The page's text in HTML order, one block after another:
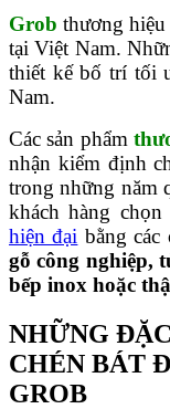
Grob thương hiệu
tại Việt Nam.
thiết kế bố trí tối
Nam.
Các sản phẩm
nhận kiểm định
trong những năm
khách hàng
hiện đại bằng
gỗ công nghiệp,
bếp inox hoặc
NHỮNG
CHÉN BÁT
GROB